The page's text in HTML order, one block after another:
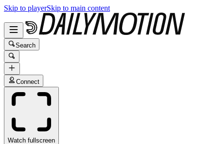
Skip to playerSkip to main content
Search
Connect
Watch fullscreen